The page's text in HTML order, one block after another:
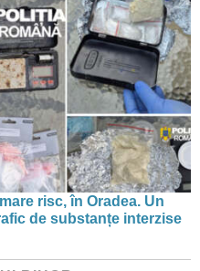
risc, în Oradea. Un
de substanțe interzise